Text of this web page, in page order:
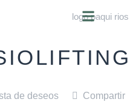
de deseos Compartir